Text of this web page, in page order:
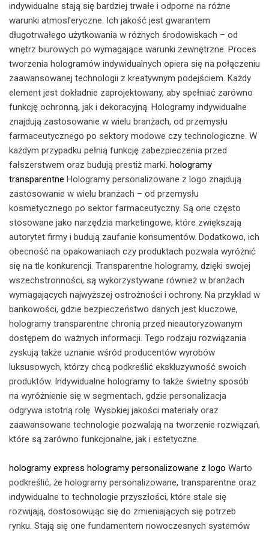
indywidualne stają się bardziej trwałe i odporne na różne
warunki atmosferyczne. Ich jakość jest gwarantem
długotrwałego użytkowania w różnych środowiskach – od
wnętrz biurowych po wymagające warunki zewnętrzne. Proces
tworzenia hologramów indywidualnych opiera się na połączeniu
zaawansowanej technologii z kreatywnym podejściem. Każdy
element jest dokładnie zaprojektowany, aby spełniać zarówno
funkcję ochronną, jak i dekoracyjną. Hologramy indywidualne
znajdują zastosowanie w wielu branżach, od przemysłu
farmaceutycznego po sektory modowe czy technologiczne. W
każdym przypadku pełnią funkcję zabezpieczenia przed
fałszerstwem oraz budują prestiż marki. hologramy
transparentne Hologramy personalizowane z logo znajdują
zastosowanie w wielu branżach – od przemysłu
kosmetycznego po sektor farmaceutyczny. Są one często
stosowane jako narzędzia marketingowe, które zwiększają
autorytet firmy i budują zaufanie konsumentów. Dodatkowo, ich
obecność na opakowaniach czy produktach pozwala wyróżnić
się na tle konkurencji. Transparentne hologramy, dzięki swojej
wszechstronności, są wykorzystywane również w branżach
wymagających najwyższej ostrożności i ochrony. Na przykład w
bankowości, gdzie bezpieczeństwo danych jest kluczowe,
hologramy transparentne chronią przed nieautoryzowanym
dostępem do ważnych informacji. Tego rodzaju rozwiązania
zyskują także uznanie wśród producentów wyrobów
luksusowych, którzy chcą podkreślić ekskluzywność swoich
produktów. Indywidualne hologramy to także świetny sposób
na wyróżnienie się w segmentach, gdzie personalizacja
odgrywa istotną rolę. Wysokiej jakości materiały oraz
zaawansowane technologie pozwalają na tworzenie rozwiązań,
które są zarówno funkcjonalne, jak i estetyczne.
hologramy express hologramy personalizowane z logo Warto
podkreślić, że hologramy personalizowane, transparentne oraz
indywidualne to technologie przyszłości, które stale się
rozwijają, dostosowując się do zmieniających się potrzeb
rynku. Stają się one fundamentem nowoczesnych systemów